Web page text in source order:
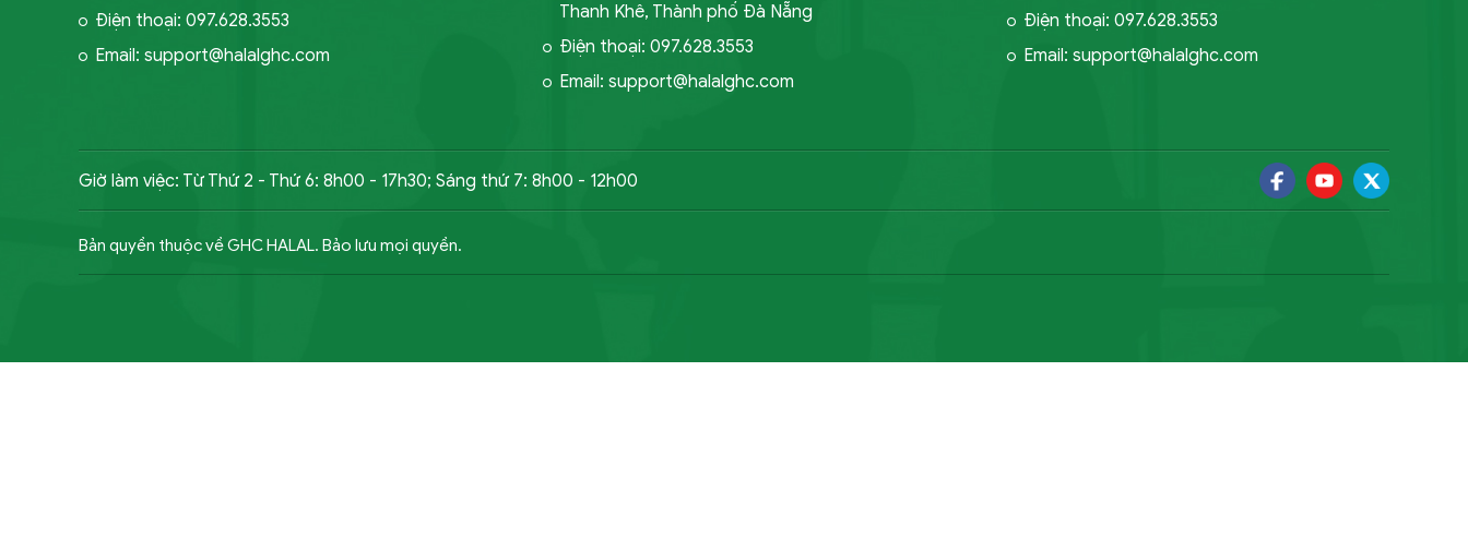
Điện thoại: 097.628.3553
Email: support@halalghc.com
Thanh Khê, Thành phố Đà Nẵng
Điện thoại: 097.628.3553
Email: support@halalghc.com
Điện thoại: 097.628.3553
Email: support@halalghc.com
Giờ làm việc: Từ Thứ 2 - Thứ 6: 8h00 - 17h30; Sáng thứ 7: 8h00 - 12h00
Bản quyền thuộc về GHC HALAL. Bảo lưu mọi quyền.
GỬI YÊU CẦU NGAY